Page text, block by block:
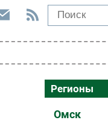
РАЗДЕЛЫ
Новости
Регионы
Омск